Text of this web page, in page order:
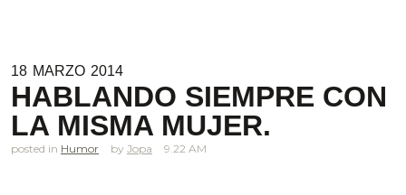
18 MARZO 2014
HABLANDO SIEMPRE CON
LA MISMA MUJER.
posted in Humor Jopa 9.22 AM